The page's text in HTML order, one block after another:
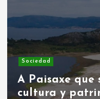
Asociaciones
Hoy